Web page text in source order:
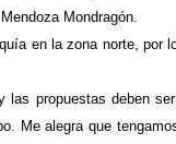
Mondragón.
en la zona norte, por
las propuestas deben
Me alegra que